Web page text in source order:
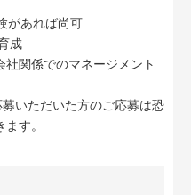
があれば尚可
成
社関係でのマネージメント
いただいた方のご応募は恐
す。